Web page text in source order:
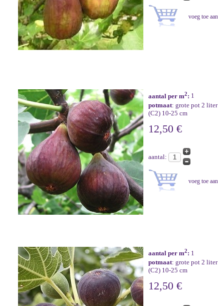
aantal per m2: 1
potmaat: grote pot 2 liter
(C2) 10-25 cm
12,50 €
aantal:
aantal per m2: 1
potmaat: grote pot 2 liter
(C2) 10-25 cm
12,50 €